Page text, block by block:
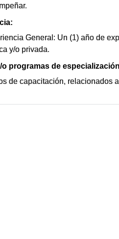
General: Un (1) año de
y/o privada.
programas de
de capacitación, relacionados